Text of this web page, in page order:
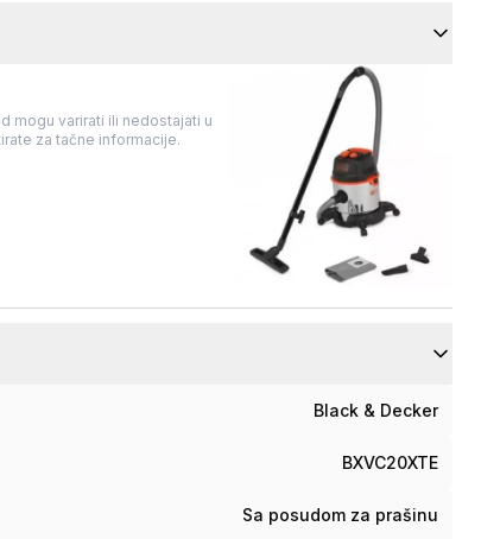
mogu varirati ili nedostajati u
za tačne informacije.
Black & Decker
BXVC20XTE
Sa posudom za prašinu